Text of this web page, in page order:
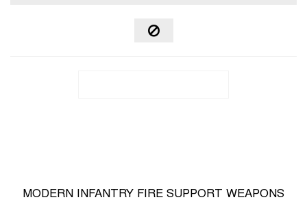
MODERN INFANTRY FIRE SUPPORT WEAPONS